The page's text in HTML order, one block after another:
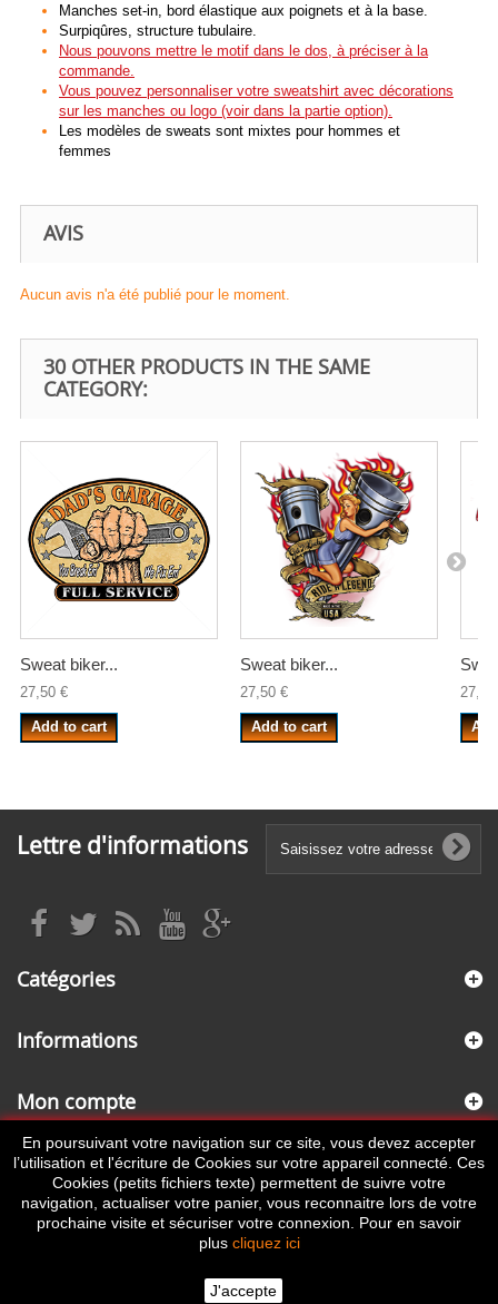
Manches set-in, bord élastique aux poignets et à la base.
Surpiqûres, structure tubulaire.
Nous pouvons mettre le motif dans le dos, à préciser à la
commande.
Vous pouvez personnaliser votre sweatshirt avec décorations
sur les manches ou logo (voir dans la partie option).
Les modèles de sweats sont mixtes pour hommes et
femmes
AVIS
Aucun avis n'a été publié pour le moment.
30 OTHER PRODUCTS IN THE SAME
CATEGORY:
Sweat biker...
27,50 €
Add to cart
Sweat biker...
27,50 €
Add to cart
Lettre d'informations
Catégories
Informations
Mon compte
Informations sur votre boutique
En poursuivant votre navigation sur ce site, vous devez accepter
l’utilisation et l'écriture de Cookies sur votre appareil connecté. Ces
Cookies (petits fichiers texte) permettent de suivre votre
navigation, actualiser votre panier, vous reconnaitre lors de votre
prochaine visite et sécuriser votre connexion. Pour en savoir
plus cliquez ici
J'accepte